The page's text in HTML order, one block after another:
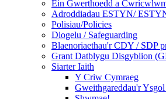
Ein Gwerthoedd a
Adroddiadau ESTYN/
Polisiau/Policies
Diogelu / Safeguarding
Blaenoriaethau'r CDY / SDP
Grant Datblygu Disgyblion
Siarter Iaith
Y Criw Cymraeg
Gweithgareddau'r